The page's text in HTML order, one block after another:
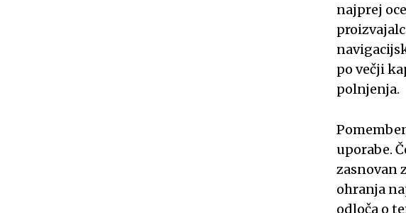
najprej
po večji
polnjenja.
uporabe.
zasnovan
ohranja
odloča o